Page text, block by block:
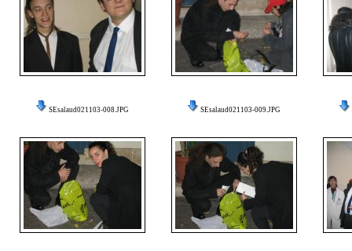
SEsalaud021103-008.JPG SEsalaud021103-009.JPG